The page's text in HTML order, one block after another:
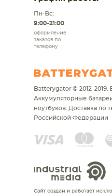
Пн-Вс:
9:00-21:00
оформление
заказов по
телефону
Batterygator © 2012-
Аккумуляторные
ноутбуков. Доставка по
Российской Федерации
Сайт создан и работает